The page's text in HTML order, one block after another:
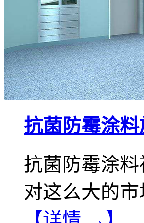
抗菌防霉涂
抗菌防霉涂
对这么大的